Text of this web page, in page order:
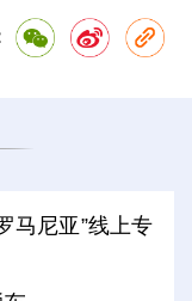
马尼亚”线上专